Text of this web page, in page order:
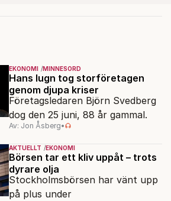
EKONOMI MINNESORD
Hans lugn tog storföretagen
genom djupa kriser
Företagsledaren Björn Svedberg
dog den 25 juni, 88 år gammal.
Av: Jon Åsberg•
AKTUELLT EKONOMI
Börsen tar ett kliv uppåt – trots
dyrare olja
Stockholmsbörsen har vänt upp
på plus under